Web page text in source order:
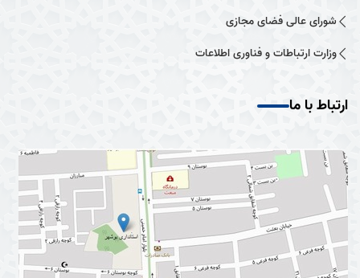
شورای عالی فضای مجازی
وزارت ارتباطات و فناوری اطلاعات
ارتباط با ما